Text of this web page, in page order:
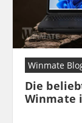
Winmate
Die
Winmate